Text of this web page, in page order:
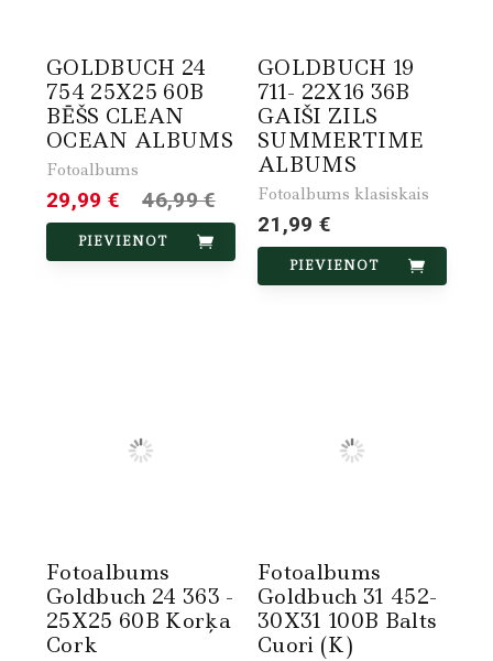
GOLDBUCH 24
754 25X25 60B
BĒŠS CLEAN
OCEAN ALBUMS
Fotoalbums
29,99 € 46,99 €
PIEVIENOT
GOLDBUCH 19
711- 22X16 36B
GAIŠI ZILS
SUMMERTIME
ALBUMS
Fotoalbums klasiskais
21,99 €
PIEVIENOT
Fotoalbums
Goldbuch 24 363 -
25X25 60B Korķa
Cork
Fotoalbums
Goldbuch 31 452-
30X31 100B Balts
Cuori (K)